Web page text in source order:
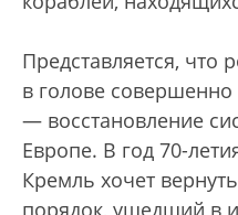
Представляется, что
в голове
— восстановление
Европе. В год 70-
Кремль хочет
порядок, ушедший в